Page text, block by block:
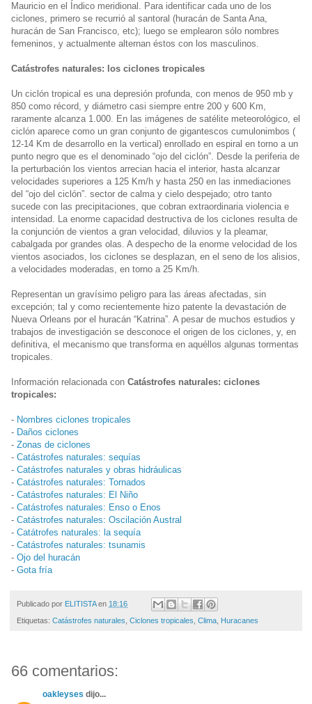
Mauricio en el Índico meridional. Para identificar cada uno de los
ciclones, primero se recurrió al santoral (huracán de Santa Ana,
huracán de San Francisco, etc); luego se emplearon sólo nombres
femeninos, y actualmente alternan éstos con los masculinos.
Catástrofes naturales: los ciclones tropicales
Un ciclón tropical es una depresión profunda, con menos de 950 mb y
850 como récord, y diámetro casi siempre entre 200 y 600 Km,
raramente alcanza 1.000. En las imágenes de satélite meteorológico, el
ciclón aparece como un gran conjunto de gigantescos cumulonimbos (
12-14 Km de desarrollo en la vertical) enrollado en espiral en torno a un
punto negro que es el denominado “ojo del ciclón”. Desde la periferia de
la perturbación los vientos arrecian hacia el interior, hasta alcanzar
velocidades superiores a 125 Km/h y hasta 250 en las inmediaciones
del “ojo del ciclón”. sector de calma y cielo despejado; otro tanto
sucede con las precipitaciones, que cobran extraordinaria violencia e
intensidad. La enorme capacidad destructiva de los ciclones resulta de
la conjunción de vientos a gran velocidad, diluvios y la pleamar,
cabalgada por grandes olas. A despecho de la enorme velocidad de los
vientos asociados, los ciclones se desplazan, en el seno de los alisios,
a velocidades moderadas, en torno a 25 Km/h.
Representan un gravísimo peligro para las áreas afectadas, sin
excepción; tal y como recientemente hizo patente la devastación de
Nueva Orleans por el huracán “Katrina”. A pesar de muchos estudios y
trabajos de investigación se desconoce el origen de los ciclones, y, en
definitiva, el mecanismo que transforma en aquéllos algunas tormentas
tropicales.
Información relacionada con Catástrofes naturales: ciclones
tropicales:
- Nombres ciclones tropicales
- Daños ciclones
- Zonas de ciclones
- Catástrofes naturales: sequías
- Catástrofes naturales y obras hidráulicas
- Catástrofes naturales: Tornados
- Catástrofes naturales: El Niño
- Catástrofes naturales: Enso o Enos
- Catástrofes naturales: Oscilación Austral
- Catátrofes naturales: la sequía
- Catástrofes naturales: tsunamis
- Ojo del huracán
- Gota fría
Publicado por ELITISTA en 18:16
Etiquetas: Catástrofes naturales Ciclones tropicales Clima Huracanes
66 comentarios:
oakleyses dijo...